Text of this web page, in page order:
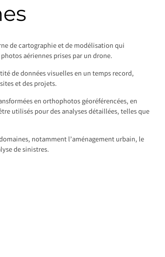
de cartographie et de modélisation qui
aériennes prises par un drone.
de données visuelles en un temps record,
et des projets.
en orthophotos géoréférencées, en
utilisés pour des analyses détaillées, telles que
notamment l’aménagement urbain, le
de sinistres.